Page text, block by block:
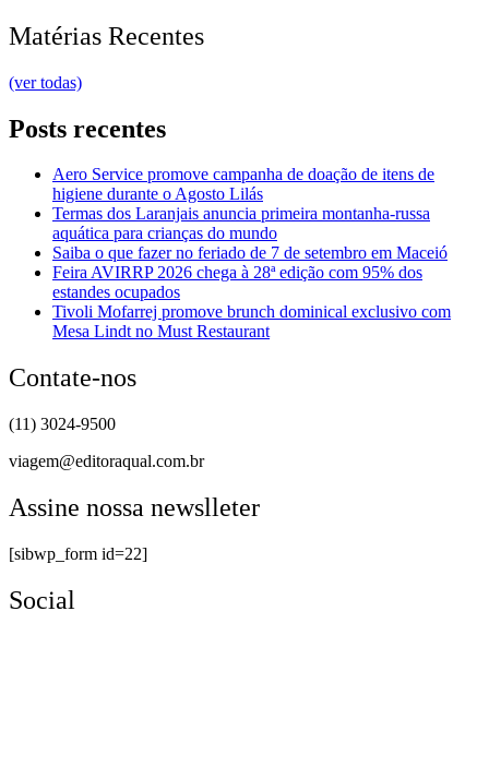
Matérias Recentes
(ver todas)
Posts recentes
Aero Service promove campanha de doação de itens de
higiene durante o Agosto Lilás
Termas dos Laranjais anuncia primeira montanha-russa
aquática para crianças do mundo
Saiba o que fazer no feriado de 7 de setembro em Maceió
Feira AVIRRP 2026 chega à 28ª edição com 95% dos
estandes ocupados
Tivoli Mofarrej promove brunch dominical exclusivo com
Mesa Lindt no Must Restaurant
Contate-nos
(11) 3024-9500
viagem@editoraqual.com.br
Assine nossa newslleter
[sibwp_form id=22]
Social